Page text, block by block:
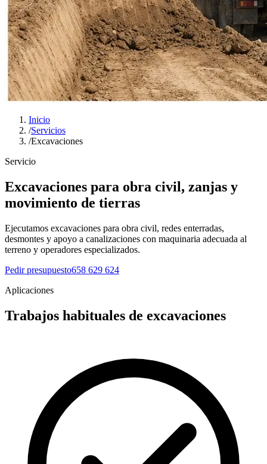
Inicio
/Servicios
/Excavaciones
Servicio
Excavaciones para obra civil, zanjas y
movimiento de tierras
Ejecutamos excavaciones para obra civil, redes enterradas,
desmontes y apoyo a canalizaciones con maquinaria adecuada al
terreno y operadores especializados.
Pedir presupuesto658 629 624
Aplicaciones
Trabajos habituales de excavaciones